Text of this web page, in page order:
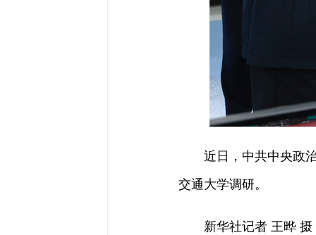
近日，中共中央政治
交通大学调研。
新华社记者 王晔 摄